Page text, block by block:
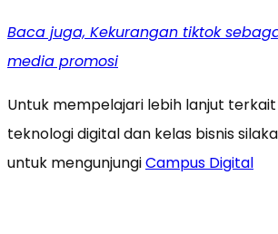
Baca juga, Kekurangan tiktok
media promosi
Untuk mempelajari lebih lanjut terkait
teknologi digital dan kelas bisnis
untuk mengunjungiCampus Digital